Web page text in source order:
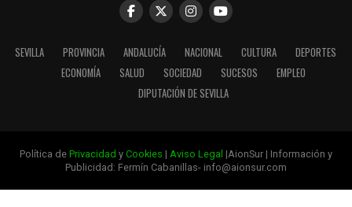
SEVILLA PROVINCIA ANDALUCÍA NACIONAL CULTURA
DEPORTES
ECONOMÍA
SALUD SOCIEDAD SUCESOS
EMPLEO
DIPUTACIÓN DE SEVILLA
Política de Privacidad y Cookies | Aviso Legal |AionSur | Información y
Publicidad: Fermín Cabanillas- info@aionsur.com